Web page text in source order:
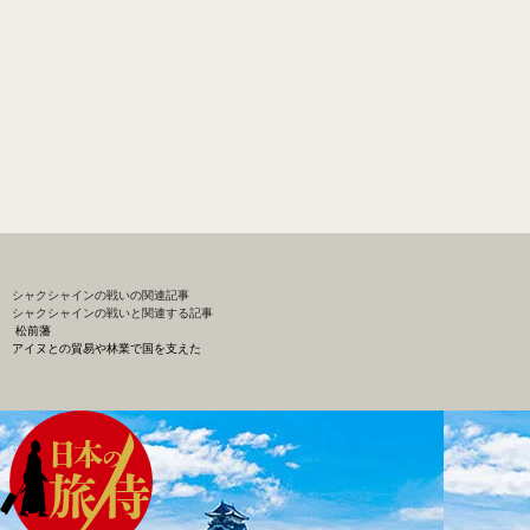
シャクシャインの戦いの関連記事
シャクシャインの戦いと関連する記事
松前藩
アイヌとの貿易や林業で国を支えた